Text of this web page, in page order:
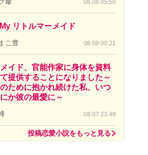
08.08 05:50
リトルマーメイド
こ豊 08.08 00:21
イド、官能作家に身体を資料
提供することになりました～
ために抱かれ続けた私、いつ
か彼の最愛に～
08.07 23:49
投稿恋愛小説をもっと見る